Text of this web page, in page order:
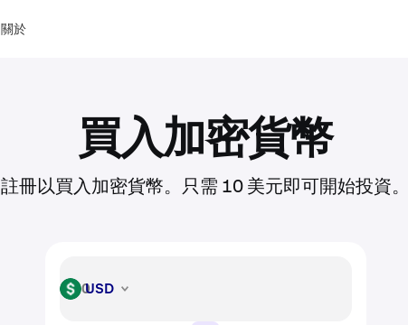
關於
買入加密貨幣
註冊以買入加密貨幣。只需 10 美元即可開始投資。
USD USD